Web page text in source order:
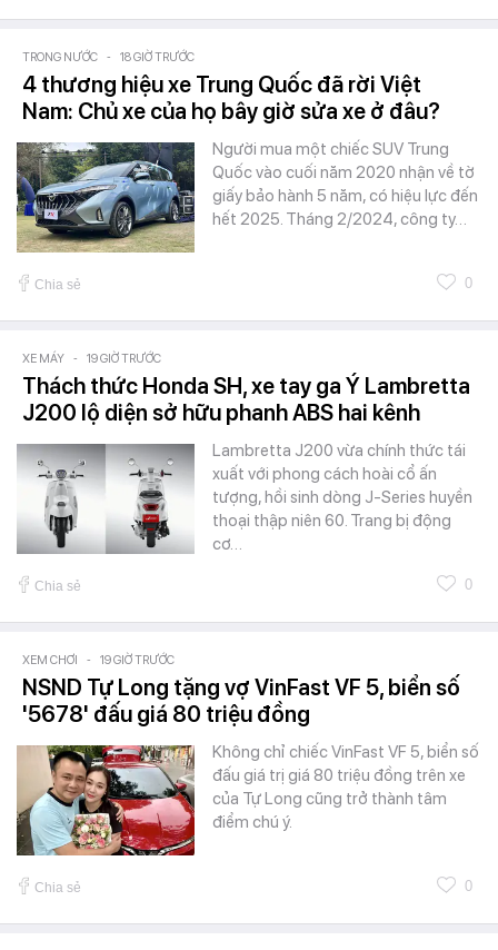
TRONG NƯỚC - 18 GIỜ TRƯỚC
4 thương hiệu xe Trung Quốc đã rời Việt
Nam: Chủ xe của họ bây giờ sửa xe ở đâu?
Người mua một chiếc SUV Trung
Quốc vào cuối năm 2020 nhận về tờ
giấy bảo hành 5 năm, có hiệu lực đến
hết 2025. Tháng 2/2024, công ty…
Chia sẻ 0
XE MÁY - 19 GIỜ TRƯỚC
Thách thức Honda SH, xe tay ga Ý Lambretta
J200 lộ diện sở hữu phanh ABS hai kênh
Lambretta J200 vừa chính thức tái
xuất với phong cách hoài cổ ấn
tượng, hồi sinh dòng J-Series huyền
thoại thập niên 60. Trang bị động
cơ…
Chia sẻ 0
XEM CHƠI - 19 GIỜ TRƯỚC
NSND Tự Long tặng vợ VinFast VF 5, biển số
'5678' đấu giá 80 triệu đồng
Không chỉ chiếc VinFast VF 5, biển số
đấu giá trị giá 80 triệu đồng trên xe
của Tự Long cũng trở thành tâm
điểm chú ý.
Chia sẻ 0